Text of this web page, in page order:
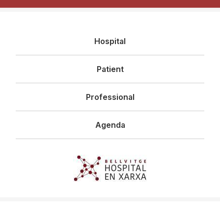
principal
Hospital
Patient
Professional
Agenda